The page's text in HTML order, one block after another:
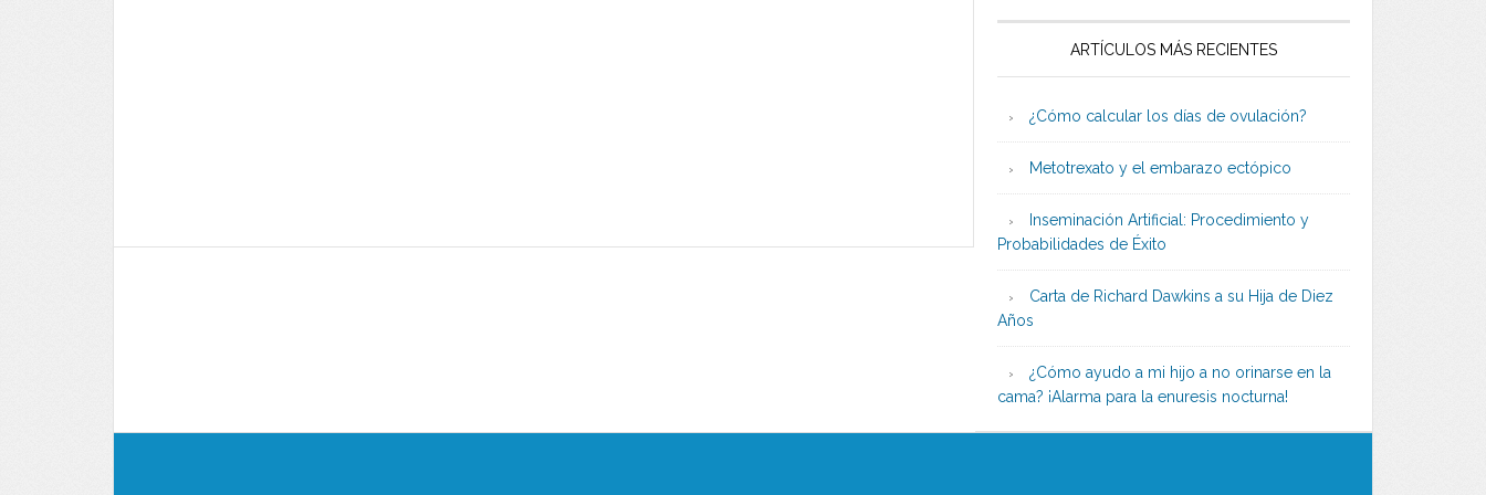
ARTÍCULOS MÁS RECIENTES
¿Cómo calcular los días de ovulación?
Metotrexato y el embarazo ectópico
Inseminación Artificial: Procedimiento y
Probabilidades de Éxito
Carta de Richard Dawkins a su Hija de Diez
Años
¿Cómo ayudo a mi hijo a no orinarse en la
cama? ¡Alarma para la enuresis nocturna!